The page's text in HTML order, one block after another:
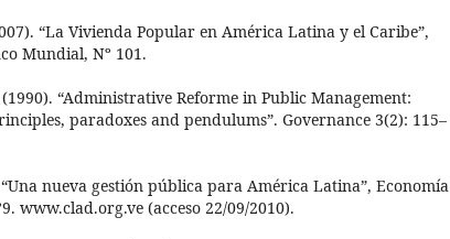
“La Vivienda Popular en América Latina y el Caribe”,
Mundial, Nº 101.
“Administrative Reforme in Public Management:
paradoxes and pendulums”. Governance 3(2): 115–
nueva gestión pública para América Latina”, Economía
www.clad.org.ve (acceso 22/09/2010).